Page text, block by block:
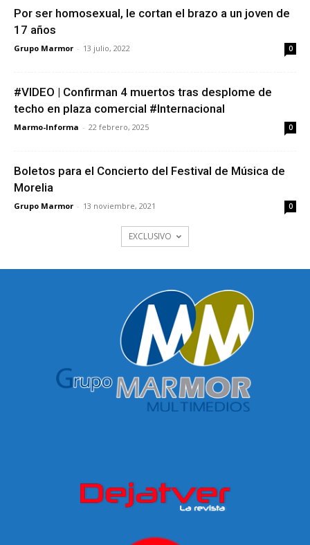
Por ser homosexual, le cortan el brazo a un joven de
17 años
Grupo Marmor - 13 julio, 2022 0
#VIDEO | Confirman 4 muertos tras desplome de
techo en plaza comercial #Internacional
Marmo-Informa - 22 febrero, 2025 0
Boletos para el Concierto del Festival de Música de
Morelia
Grupo Marmor - 13 noviembre, 2021 0
EXCLUSIVO